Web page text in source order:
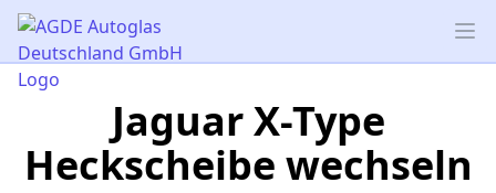
AGDE Autoglas Deutschland GmbH
Jaguar X-Type
Heckscheibe wechseln